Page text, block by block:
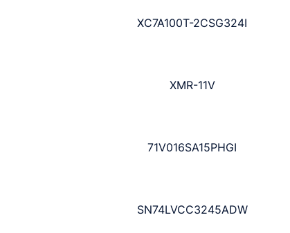
XC7A100T-2CSG324I
XMR-11V
71V016SA15PHGI
SN74LVCC3245ADW